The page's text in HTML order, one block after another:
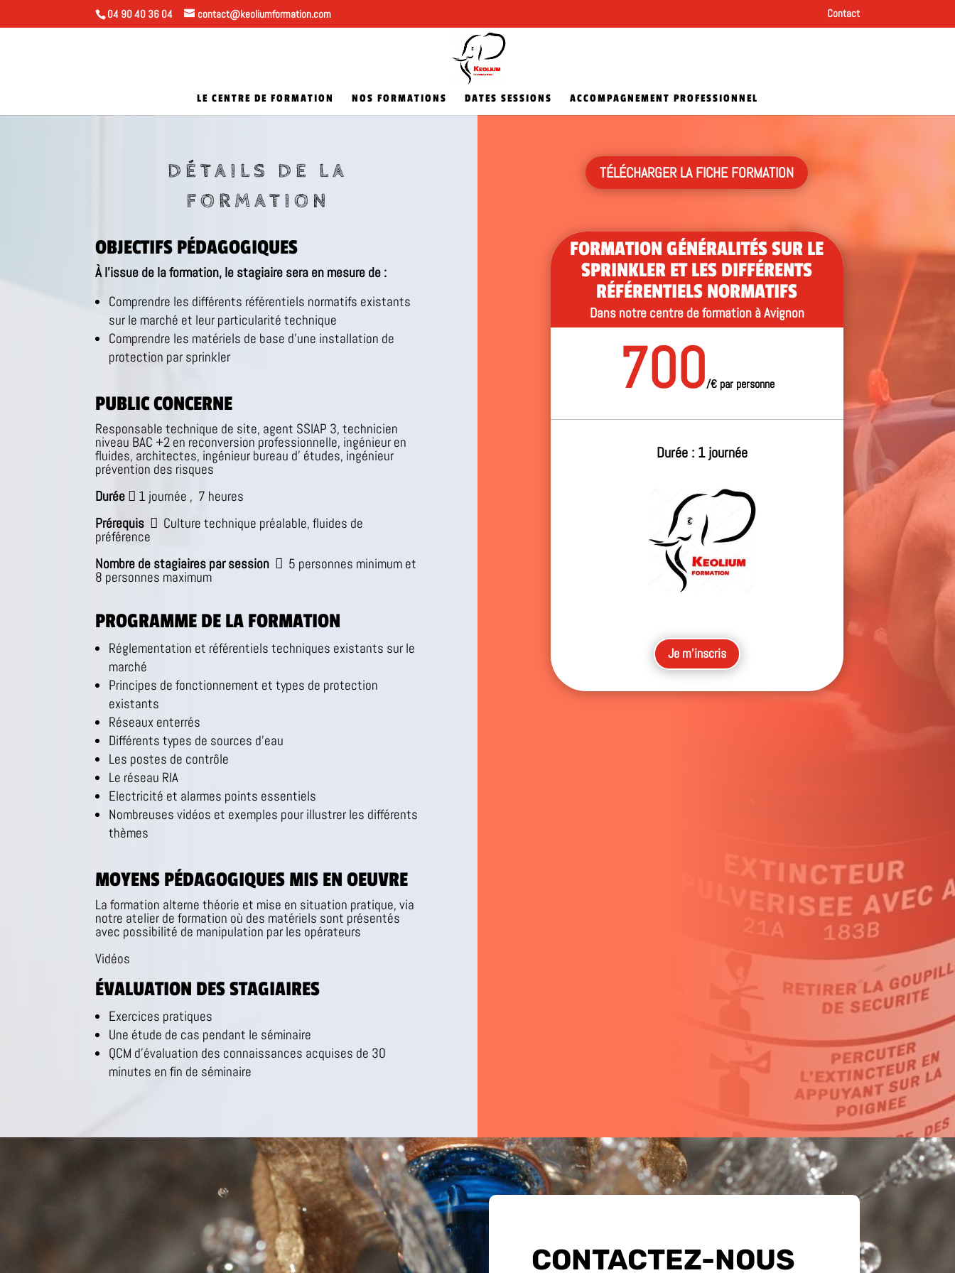
04 90 40 36 04 contact@keoliumformation.com Contact
LE CENTRE DE FORMATION NOS FORMATIONS DATES SESSIONS ACCOMPAGNEMENT PROFESSIONNEL
DÉTAILS DE LA
FORMATION
OBJECTIFS PÉDAGOGIQUES
À l’issue de la formation, le stagiaire sera en mesure de :
Comprendre les différents référentiels normatifs existants
sur le marché et leur particularité technique
Comprendre les matériels de base d’une installation de
protection par sprinkler
PUBLIC CONCERNE
Responsable technique de site, agent SSIAP 3, technicien
niveau BAC +2 en reconversion professionnelle, ingénieur en
fluides, architectes, ingénieur bureau d’ études, ingénieur
prévention des risques
Durée  1 journée , 7 heures
Prérequis  Culture technique préalable, fluides de
préférence
Nombre de stagiaires par session  5 personnes minimum et
8 personnes maximum
PROGRAMME DE LA FORMATION
Réglementation et référentiels techniques existants sur le
marché
Principes de fonctionnement et types de protection
existants
Réseaux enterrés
Différents types de sources d’eau
Les postes de contrôle
Le réseau RIA
Electricité et alarmes points essentiels
Nombreuses vidéos et exemples pour illustrer les différents
thèmes
MOYENS PÉDAGOGIQUES MIS EN OEUVRE
La formation alterne théorie et mise en situation pratique, via
notre atelier de formation où des matériels sont présentés
avec possibilité de manipulation par les opérateurs
Vidéos
ÉVALUATION DES STAGIAIRES
Exercices pratiques
Une étude de cas pendant le séminaire
QCM d’évaluation des connaissances acquises de 30
minutes en fin de séminaire
TÉLÉCHARGER LA FICHE FORMATION
FORMATION GÉNÉRALITÉS SUR LE
SPRINKLER ET LES DIFFÉRENTS
RÉFÉRENTIELS NORMATIFS
Dans notre centre de formation à Avignon
700/€ par personne
Durée : 1 journée
Je m'inscris
CONTACTEZ-NOUS